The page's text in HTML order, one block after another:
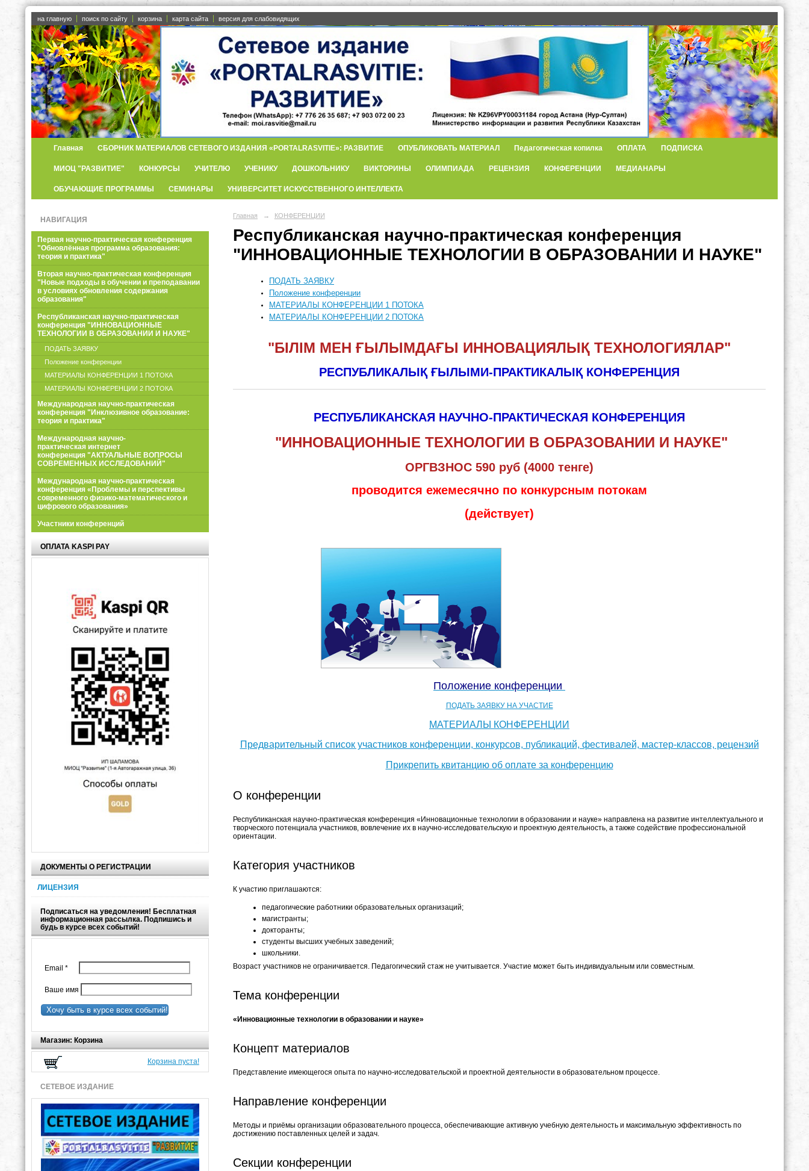
на главную поиск по сайту корзина карта сайта версия для слабовидящих
Главная СБОРНИК МАТЕРИАЛОВ СЕТЕВОГО ИЗДАНИЯ «PORTALRASVITIE»: РАЗВИТИЕ ОПУБЛИКОВАТЬ МАТЕРИАЛ Педагогическая копилка ОПЛАТА ПОДПИСКА
МИОЦ "РАЗВИТИЕ" КОНКУРСЫ УЧИТЕЛЮ УЧЕНИКУ ДОШКОЛЬНИКУ ВИКТОРИНЫ ОЛИМПИАДА РЕЦЕНЗИЯ КОНФЕРЕНЦИИ МЕДИАНАРЫ
ОБУЧАЮЩИЕ ПРОГРАММЫ СЕМИНАРЫ УНИВЕРСИТЕТ ИСКУССТВЕННОГО ИНТЕЛЛЕКТА
НАВИГАЦИЯ
Первая научно-практическая конференция
"Обновлённая программа образования:
теория и практика"
Вторая научно-практическая конференция
"Новые подходы в обучении и преподавании
в условиях обновления содержания
образования"
Республиканская научно-практическая
конференция "ИННОВАЦИОННЫЕ
ТЕХНОЛОГИИ В ОБРАЗОВАНИИ И НАУКЕ"
ПОДАТЬ ЗАЯВКУ
Положение конференции
МАТЕРИАЛЫ КОНФЕРЕНЦИИ 1 ПОТОКА
МАТЕРИАЛЫ КОНФЕРЕНЦИИ 2 ПОТОКА
Международная научно-практическая
конференция "Инклюзивное образование:
теория и практика"
Международная научно-
практическая интернет
конференция "АКТУАЛЬНЫЕ ВОПРОСЫ
СОВРЕМЕННЫХ ИССЛЕДОВАНИЙ"
Международная научно-практическая
конференция «Проблемы и перспективы
современного физико-математического и
цифрового образования»
Участники конференций
ОПЛАТА KASPI PAY
ДОКУМЕНТЫ О РЕГИСТРАЦИИ
ЛИЦЕНЗИЯ
Подписаться на уведомления! Бесплатная
информационная рассылка. Подпишись и
будь в курсе всех событий!
Email *
Ваше имя
Хочу быть в курсе всех событий!
Магазин: Корзина
Корзина пуста!
СЕТЕВОЕ ИЗДАНИЕ
Главная → КОНФЕРЕНЦИИ
Республиканская научно-практическая конференция
"ИННОВАЦИОННЫЕ ТЕХНОЛОГИИ В ОБРАЗОВАНИИ И НАУКЕ"
ПОДАТЬ ЗАЯВКУ
Положение конференции
МАТЕРИАЛЫ КОНФЕРЕНЦИИ 1 ПОТОКА
МАТЕРИАЛЫ КОНФЕРЕНЦИИ 2 ПОТОКА
"БІЛІМ МЕН ҒЫЛЫМДАҒЫ ИННОВАЦИЯЛЫҚ ТЕХНОЛОГИЯЛАР"
РЕСПУБЛИКАЛЫҚ ҒЫЛЫМИ-ПРАКТИКАЛЫҚ КОНФЕРЕНЦИЯ
РЕСПУБЛИКАНСКАЯ НАУЧНО-ПРАКТИЧЕСКАЯ КОНФЕРЕНЦИЯ
"ИННОВАЦИОННЫЕ ТЕХНОЛОГИИ В ОБРАЗОВАНИИ И НАУКЕ"
ОРГВЗНОС 590 руб (4000 тенге)
проводится ежемесячно по конкурсным потокам
(действует)
Положение конференции
ПОДАТЬ ЗАЯВКУ НА УЧАСТИЕ
МАТЕРИАЛЫ КОНФЕРЕНЦИИ
Предварительный список участников конференции, конкурсов, публикаций, фестивалей, мастер-классов, рецензий
Прикрепить квитанцию об оплате за конференцию
О конференции
Республиканская научно-практическая конференция «Инновационные технологии в образовании и науке» направлена на развитие интеллектуального и
творческого потенциала участников, вовлечение их в научно-исследовательскую и проектную деятельность, а также содействие профессиональной
ориентации.
Категория участников
К участию приглашаются:
педагогические работники образовательных организаций;
магистранты;
докторанты;
студенты высших учебных заведений;
школьники.
Возраст участников не ограничивается. Педагогический стаж не учитывается. Участие может быть индивидуальным или совместным.
Тема конференции
«Инновационные технологии в образовании и науке»
Концепт материалов
Представление имеющегося опыта по научно-исследовательской и проектной деятельности в образовательном процессе.
Направление конференции
Методы и приёмы организации образовательного процесса, обеспечивающие активную учебную деятельность и максимальную эффективность по
достижению поставленных целей и задач.
Секции конференции